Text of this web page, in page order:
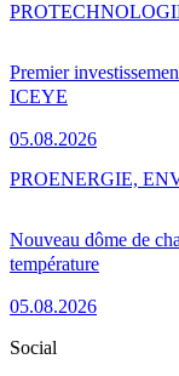
Premier
ICEYE
05.08.2026
PRO
Nouveau dôme de
température
05.08.2026
PROENERGIE,
Social